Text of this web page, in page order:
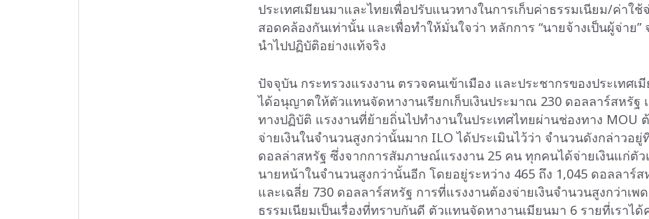
ประเทศเมียนมาและไทยเพื่อปรับแนวทางในการเก็บค่าธรรมเนียม/ค่าใช้
สอดคล้องกันเท่านั้น และเพื่อทำให้มั่นใจว่า หลักการ “นายจ้างเป็นผู้จ่าย”
นำไปปฏิบัติอย่างแท้จริง
ปัจจุบัน กระทรวงแรงงาน ตรวจคนเข้าเมือง และประชากรของประเทศเ
ได้อนุญาตให้ตัวแทนจัดหางานเรียกเก็บเงินประมาณ 230 ดอลลาร์สหรัฐ
ทางปฏิบัติ แรงงานที่ย้ายถิ่นไปทำงานในประเทศไทยผ่านช่องทาง MOU
จ่ายเงินในจำนวนสูงกว่านั้นมาก ILO ได้ประเมินไว้ว่า จำนวนดังกล่าวอยู่
ดอลล่าสหรัฐ ซึ่งจากการสัมภาษณ์แรงงาน 25 คน ทุกคนได้จ่ายเงินแก่ตั
นายหน้าในจำนวนสูงกว่านั้นอีก โดยอยู่ระหว่าง 465 ถึง 1,045 ดอลลาร์ส
และเฉลี่ย 730 ดอลลาร์สหรัฐ การที่แรงงานต้องจ่ายเงินจำนวนสูงกว่าเพ
ธรรมเนียมเป็นเรื่องที่ทราบกันดี ตัวแทนจัดหางานเมียนมา 6 รายที่เราได้